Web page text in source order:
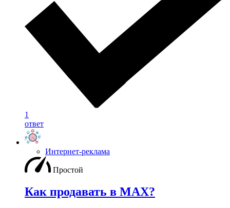
1
ответ
Интернет-реклама
Простой
Как продавать в MAX?